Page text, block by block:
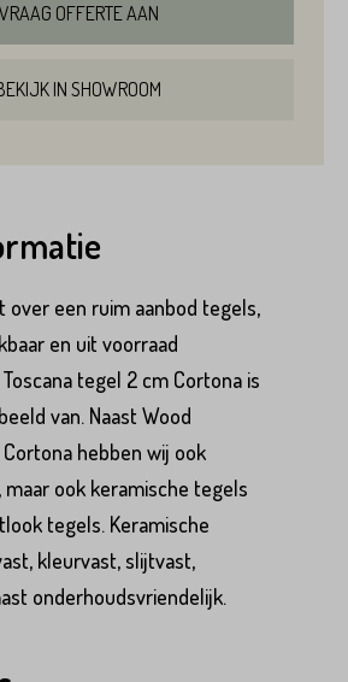
VRAAG OFFERTE AAN
IN SHOWROOM
over een ruim aanbod tegels,
en uit voorraad
tegel 2 cm Cortona is
van. Naast Wood
hebben wij ook
ook keramische tegels
tegels. Keramische
kleurvast, slijtvast,
onderhoudsvriendelijk.
u nodig?*